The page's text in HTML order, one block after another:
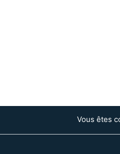
Vous êtes